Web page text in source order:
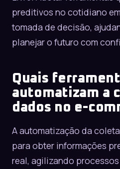
preditivos no cotidiano
tomada de decisão,
planejar o futuro com
Quais
automatizam a
dados no e-
A automatização da
para obter informações
real, agilizando